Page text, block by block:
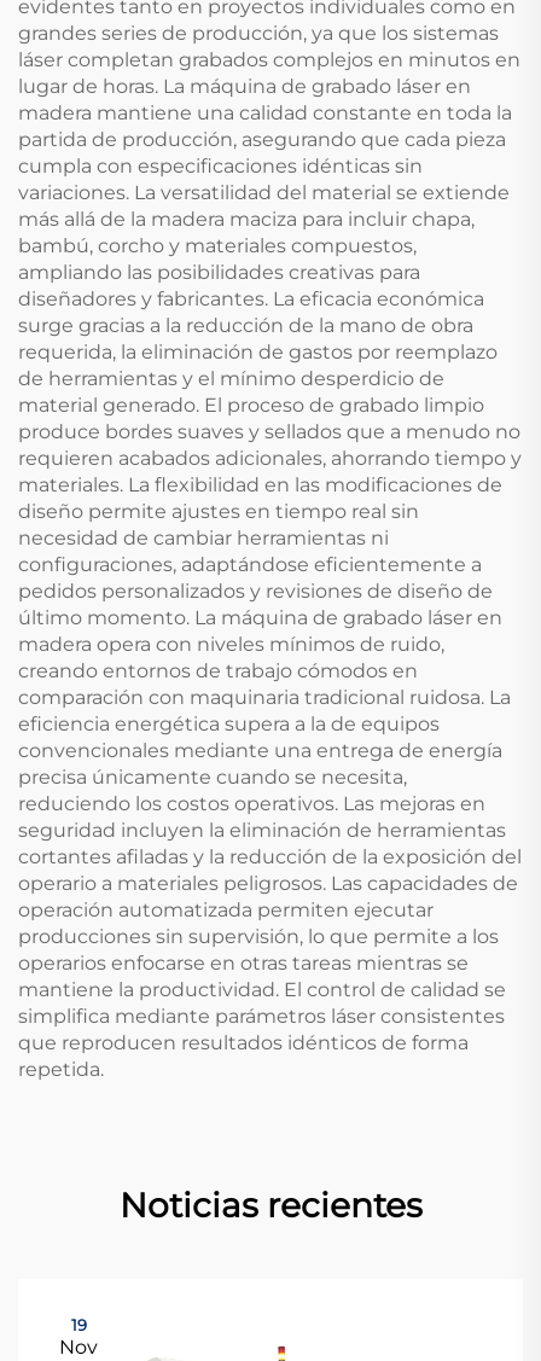
evidentes tanto en proyectos individuales como en
grandes series de producción, ya que los sistemas
láser completan grabados complejos en minutos en
lugar de horas. La máquina de grabado láser en
madera mantiene una calidad constante en toda la
partida de producción, asegurando que cada pieza
cumpla con especificaciones idénticas sin
variaciones. La versatilidad del material se extiende
más allá de la madera maciza para incluir chapa,
bambú, corcho y materiales compuestos,
ampliando las posibilidades creativas para
diseñadores y fabricantes. La eficacia económica
surge gracias a la reducción de la mano de obra
requerida, la eliminación de gastos por reemplazo
de herramientas y el mínimo desperdicio de
material generado. El proceso de grabado limpio
produce bordes suaves y sellados que a menudo no
requieren acabados adicionales, ahorrando tiempo y
materiales. La flexibilidad en las modificaciones de
diseño permite ajustes en tiempo real sin
necesidad de cambiar herramientas ni
configuraciones, adaptándose eficientemente a
pedidos personalizados y revisiones de diseño de
último momento. La máquina de grabado láser en
madera opera con niveles mínimos de ruido,
creando entornos de trabajo cómodos en
comparación con maquinaria tradicional ruidosa. La
eficiencia energética supera a la de equipos
convencionales mediante una entrega de energía
precisa únicamente cuando se necesita,
reduciendo los costos operativos. Las mejoras en
seguridad incluyen la eliminación de herramientas
cortantes afiladas y la reducción de la exposición del
operario a materiales peligrosos. Las capacidades de
operación automatizada permiten ejecutar
producciones sin supervisión, lo que permite a los
operarios enfocarse en otras tareas mientras se
mantiene la productividad. El control de calidad se
simplifica mediante parámetros láser consistentes
que reproducen resultados idénticos de forma
repetida.
Noticias recientes
19
Nov